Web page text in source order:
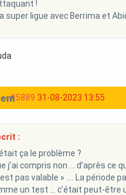
!
super ligue avec Berrima et
#5889 31-08-2023 13:55
:
ça le problème ?
j’ai compris non … d’après ce
pas valable » …. La période
un test … c’était peut-être